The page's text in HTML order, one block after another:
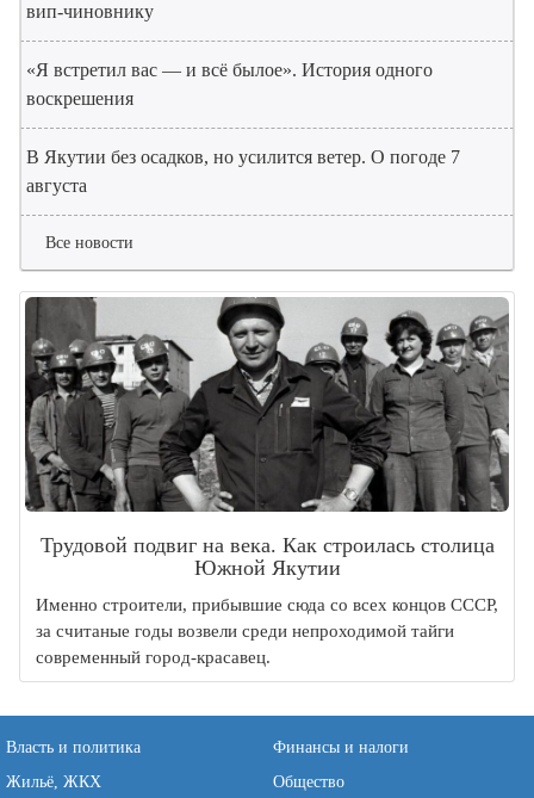
вип-чиновнику
«Я встретил вас — и всё былое». История одного
воскрешения
В Якутии без осадков, но усилится ветер. О погоде 7
августа
Все новости
Трудовой подвиг на века. Как строилась столица
Южной Якутии
Именно строители, прибывшие сюда со всех концов СССР,
за считаные годы возвели среди непроходимой тайги
современный город-красавец.
Власть и политика
Финансы и налоги
Жильё, ЖКХ
Общество